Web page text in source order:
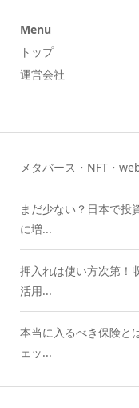
Menu
トップ
運営会社
メタバース・NFT・
まだ少ない？日本で投
に増...
押入れは使い方次第！
活用...
本当に入るべき保険と
ェッ...